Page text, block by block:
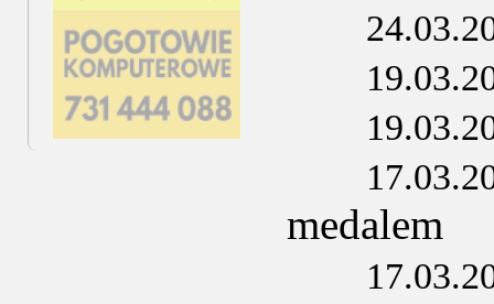
medalem